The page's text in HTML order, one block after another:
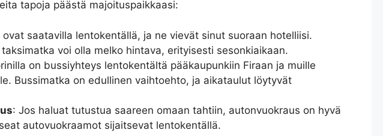
tapoja päästä majoituspaikkaasi:
ovat saatavilla lentokentällä, ja ne vievät sinut suoraan hotelliisi.
voi olla melko hintava, erityisesti sesonkiaikaan.
on bussiyhteys lentokentältä pääkaupunkiin Firaan ja muille
Bussimatka on edullinen vaihtoehto, ja aikataulut löytyvät
: Jos haluat tutustua saareen omaan tahtiin, autonvuokraus on hyvä
autovuokraamot sijaitsevat lentokentällä.